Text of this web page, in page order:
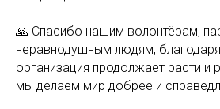
🙏 Спасибо нашим волонтёрам,
неравнодушным людям,
организация продолжает расти и
мы делаем мир добрее и